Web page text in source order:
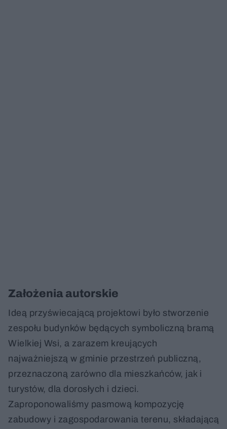
Założenia autorskie
Ideą przyświecającą projektowi było stworzenie
zespołu budynków będących symboliczną bramą
Wielkiej Wsi, a zarazem kreujących
najważniejszą w gminie przestrzeń publiczną,
przeznaczoną zarówno dla mieszkańców, jak i
turystów, dla dorosłych i dzieci.
Zaproponowaliśmy pasmową kompozycję
zabudowy i zagospodarowania terenu, składającą